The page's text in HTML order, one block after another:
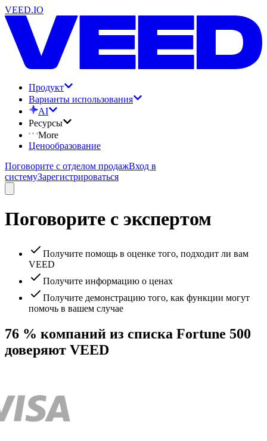
VEED.IO
Продукт
Варианты использования
AI
Ресурсы
More
Ценообразование
Поговорите с отделом продажВход в
системуЗарегистрироваться
Поговорите с экспертом
Получите помощь в оценке того, подходит ли вам
VEED
Получите информацию о ценах
Получите демонстрацию того, как функции могут
помочь в вашем случае
76 % компаний из списка Fortune 500
доверяют VEED